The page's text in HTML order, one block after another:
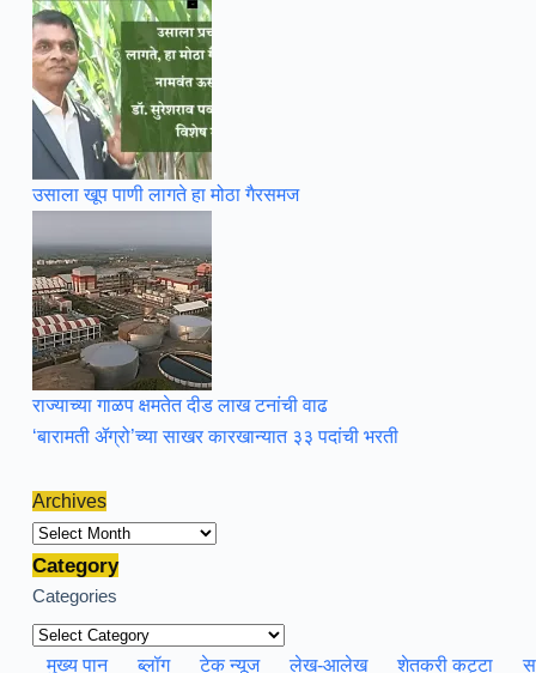
उसाला खूप पाणी लागते हा मोठा गैरसमज
राज्याच्या गाळप क्षमतेत दीड लाख टनांची वाढ
‘बारामती ॲग्रो’च्या साखर कारखान्यात ३३ पदांची भरती
Archives
Archives
Category
Categories
मुख्य पान ब्लॉग टेक न्यूज लेख-आलेख शेतकरी कट्टा